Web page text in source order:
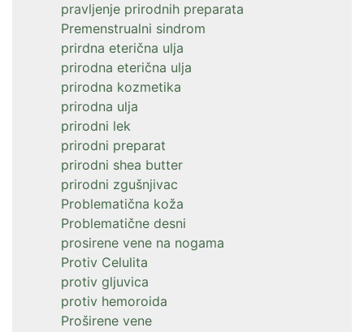
pravljenje prirodnih preparata
Premenstrualni sindrom
prirdna eterična ulja
prirodna eterična ulja
prirodna kozmetika
prirodna ulja
prirodni lek
prirodni preparat
prirodni shea butter
prirodni zgušnjivac
Problematična koža
Problematične desni
prosirene vene na nogama
Protiv Celulita
protiv gljuvica
protiv hemoroida
Proširene vene